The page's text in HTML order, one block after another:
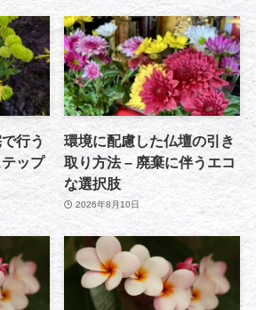
行う
ップ
環境に配慮した仏壇の引き
取り方法 – 廃棄に伴うエコ
な選択肢
2026年8月10日